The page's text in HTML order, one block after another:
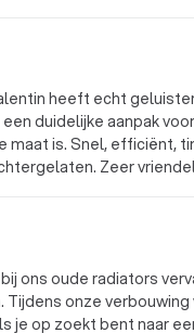
Hij heeft ook
zijn super content en
moet worden etc
heeft echt
duidelijke aanpak
maat is. Snel, efficiënt,
Zeer
tot een derde van
aanrader!
ons oude radiators
onze
je op zoekt bent naar